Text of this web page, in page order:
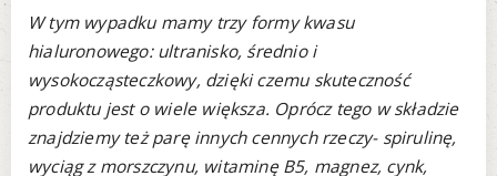
W tym wypadku mamy trzy formy kwasu
hialuronowego: ultranisko, średnio i
wysokocząsteczkowy, dzięki czemu skuteczność
produktu jest o wiele większa. Oprócz tego w składzie
znajdziemy też parę innych cennych rzeczy- spirulinę,
wyciąg z morszczynu, witaminę B5, magnez, cynk,